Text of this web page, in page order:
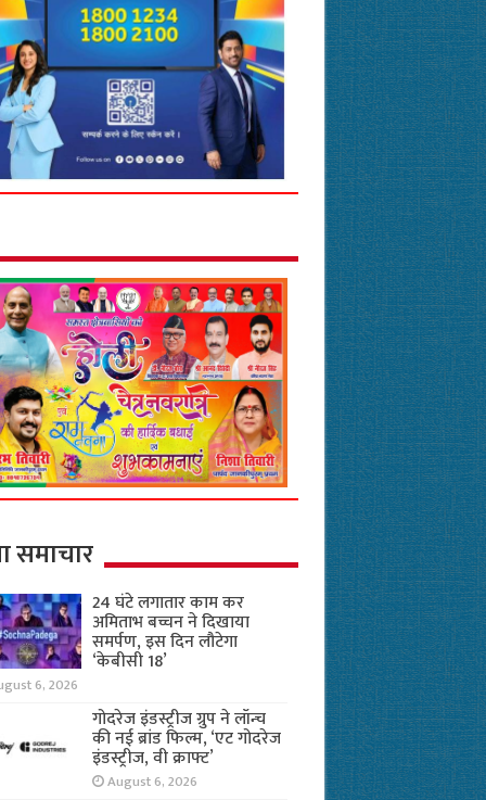
समाचार
24 घंटे लगातार काम कर
अमिताभ बच्चन ने दिखाया
समर्पण, इस दिन लौटेगा
‘केबीसी 18’
6, 2026
गोदरेज इंडस्ट्रीज ग्रुप ने लॉन्च
की नई ब्रांड फिल्म, ‘एट गोदरेज
इंडस्ट्रीज, वी क्राफ्ट’
August 6, 2026